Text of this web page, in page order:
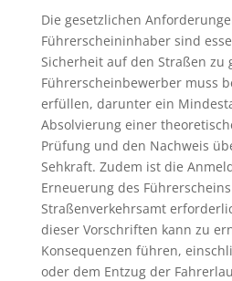
Die gesetzlichen
Führerscheininhaber sind
Sicherheit auf den Straßen zu
Führerscheinbewerber muss
erfüllen, darunter ein
Absolvierung einer
Prüfung und den Nachweis
Sehkraft. Zudem ist die
Erneuerung des
Straßenverkehrsamt
dieser Vorschriften kann zu
Konsequenzen führen,
oder dem Entzug der